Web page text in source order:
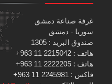
غرفة صناعة دمشق
سوريا - دمشق
صندوق البريد : 1305
هاتف : 2215042 11 963+
هاتف : 2222205 11 963+
فاكس : 2245981 11 963+